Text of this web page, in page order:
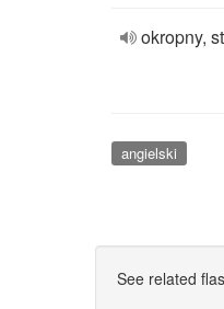
okropny,
angielski
See related